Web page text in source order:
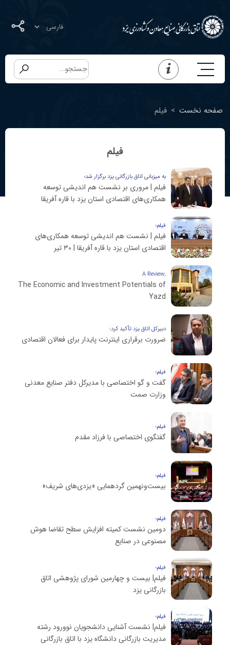
صفحه نخست > فیلم
فیلم
به میزبانی اتاق بازرگانی یزد برگزار شد؛
فیلم | مروری بر نشست هم اندیشی توسعه
همکاری‌های اقتصادی استان یزد با قاره آفریقا
فیلم؛
فیلم | نشست هم اندیشی توسعه همکاری‌های
اقتصادی استان یزد با قاره آفریقا | ۳۰ تیر
;A Review
The Economic and Investment Potentials of
Yazd
دبیرکل اتاق یزد تأکید کرد:
ضرورت برقراری اینترنت پایدار برای فعالان اقتصادی
فیلم؛
گفت و گو اختصاصی با مدیرکل دفتر صنایع معدنی
وزارت صمت
فیلم؛
گفتگوی اختصاصی با فرزاد مقدم
فیلم؛
بیست‌ونهمین گردهمایی «یزدی‌های شریف»
فیلم؛
دومین نشست کمیته افزایش سطح تقاضا هوش
مصنوعی در صنایع
فیلم؛
فیلم| بیست و چهارمین شورای پژوهشی اتاق
بازرگانی یزد
فیلم؛
فیلم| نشست آشنایی دانشجویان نوورود رشته
مدیریت بازرگانی دانشگاه یزد با اتاق بازرگانی